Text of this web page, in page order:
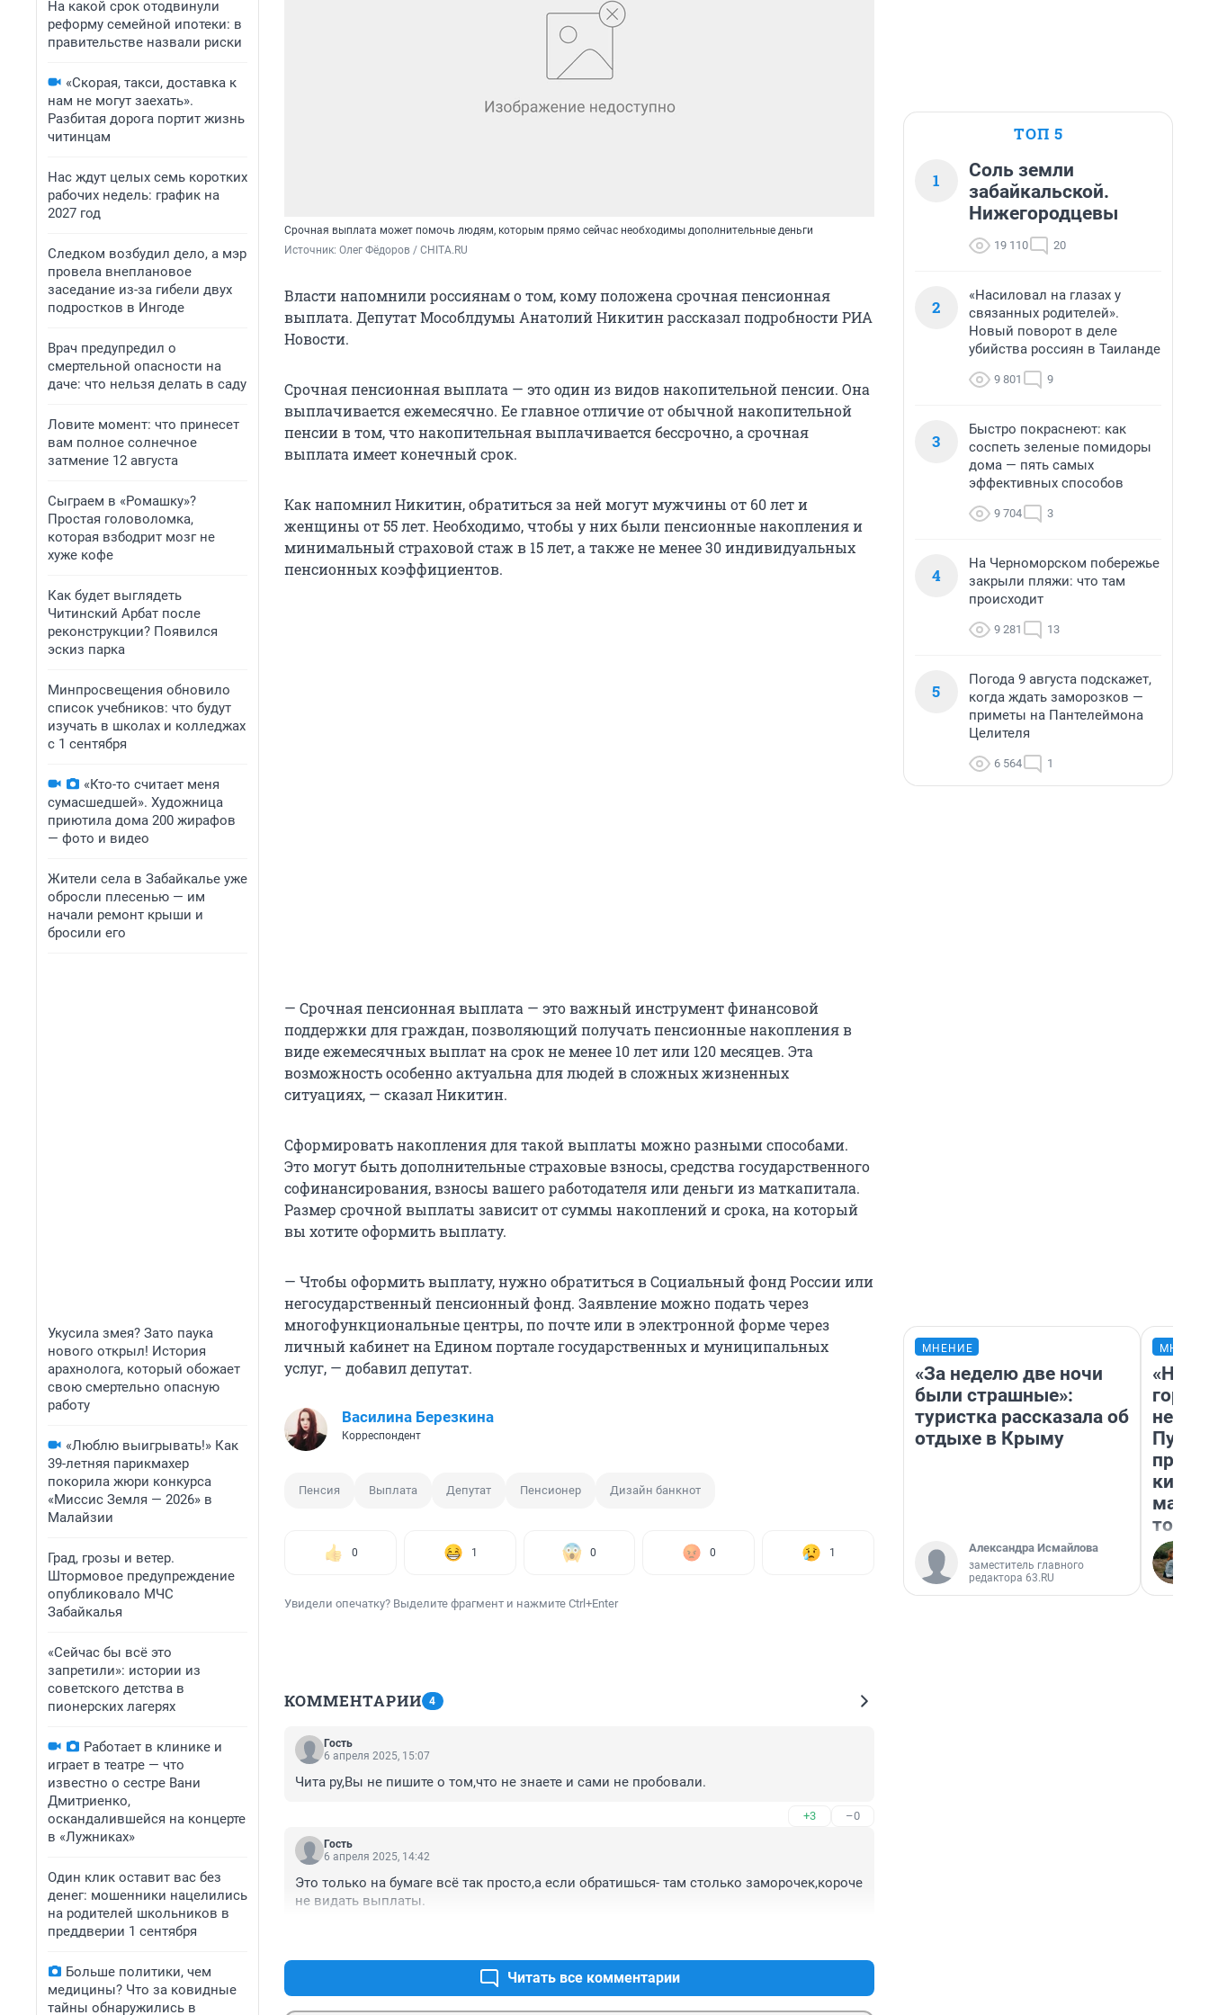
На какой срок отодвинули
реформу семейной ипотеки: в
правительстве назвали риски
«Скорая, такси, доставка к
нам не могут заехать».
Разбитая дорога портит жизнь
читинцам
Нас ждут целых семь коротких
рабочих недель: график на
2027 год
Следком возбудил дело, а мэр
провела внеплановое
заседание из-за гибели двух
подростков в Ингоде
Врач предупредил о
смертельной опасности на
даче: что нельзя делать в саду
Ловите момент: что принесет
вам полное солнечное
затмение 12 августа
Сыграем в «Ромашку»?
Простая головоломка,
которая взбодрит мозг не
хуже кофе
Как будет выглядеть
Читинский Арбат после
реконструкции? Появился
эскиз парка
Минпросвещения обновило
список учебников: что будут
изучать в школах и колледжах
с 1 сентября
«Кто-то считает меня
сумасшедшей». Художница
приютила дома 200 жирафов
— фото и видео
Жители села в Забайкалье уже
обросли плесенью — им
начали ремонт крыши и
бросили его
Укусила змея? Зато паука
нового открыл! История
арахнолога, который обожает
свою смертельно опасную
работу
«Люблю выигрывать!» Как
39-летняя парикмахер
покорила жюри конкурса
«Миссис Земля — 2026» в
Малайзии
Град, грозы и ветер.
Штормовое предупреждение
опубликовало МЧС
Забайкалья
«Сейчас бы всё это
запретили»: истории из
советского детства в
пионерских лагерях
Работает в клинике и
играет в театре — что
известно о сестре Вани
Дмитриенко,
оскандалившейся на концерте
в «Лужниках»
Один клик оставит вас без
денег: мошенники нацелились
на родителей школьников в
преддверии 1 сентября
Больше политики, чем
медицины? Что за ковидные
тайны обнаружились в
Срочная выплата может помочь людям, которым прямо сейчас необходимы дополнительные деньги
Источник: Олег Фёдоров / CHITA.RU
Власти напомнили россиянам о том, кому положена срочная пенсионная
выплата. Депутат Мособлдумы Анатолий Никитин рассказал подробности РИА
Новости.
Срочная пенсионная выплата — это один из видов накопительной пенсии. Она
выплачивается ежемесячно. Ее главное отличие от обычной накопительной
пенсии в том, что накопительная выплачивается бессрочно, а срочная
выплата имеет конечный срок.
Как напомнил Никитин, обратиться за ней могут мужчины от 60 лет и
женщины от 55 лет. Необходимо, чтобы у них были пенсионные накопления и
минимальный страховой стаж в 15 лет, а также не менее 30 индивидуальных
пенсионных коэффициентов.
— Срочная пенсионная выплата — это важный инструмент финансовой
поддержки для граждан, позволяющий получать пенсионные накопления в
виде ежемесячных выплат на срок не менее 10 летили 120 месяцев. Эта
возможность особенно актуальна для людей в сложных жизненных
ситуациях, — сказал Никитин.
Сформировать накопления для такой выплаты можно разными способами.
Это могут быть дополнительные страховые взносы, средства государственного
софинансирования, взносы вашего работодателя или деньги из маткапитала.
Размер срочной выплаты зависит от суммы накоплений и срока, на который
вы хотите оформить выплату.
— Чтобы оформить выплату, нужно обратиться в Социальный фонд России или
негосударственный пенсионный фонд. Заявление можно подать через
многофункциональные центры, по почте или в электронной форме через
личный кабинет на Едином портале государственных и муниципальных
услуг, — добавил депутат.
Василина Березкина
Корреспондент
Пенсия Выплата Депутат Пенсионер Дизайн банкнот
0 1 0 0 1
Увидели опечатку? Выделите фрагмент и нажмите Ctrl+Enter
КОММЕНТАРИИ 4
Гость
6 апреля 2025, 15:07
Чита ру,Вы не пишите о том,что не знаете и сами не пробовали.
+3 –0
Гость
6 апреля 2025, 14:42
Это только на бумаге всё так просто,а если обратишься- там столько заморочек,короче
не видать выплаты.
Читать все комментарии
ТОП 5
1
Соль земли
забайкальской.
Нижегородцевы
19 110 20
2
«Насиловал на глазах у
связанных родителей».
Новый поворот в деле
убийства россиян в Таиланде
9 801 9
3
Быстро покраснеют: как
соспеть зеленые помидоры
дома — пять самых
эффективных способов
9 704 3
4
На Черноморском побережье
закрыли пляжи: что там
происходит
9 281 13
5
Погода 9 августа подскажет,
когда ждать заморозков —
приметы на Пантелеймона
Целителя
6 564 1
МНЕНИЕ
«За неделю две ночи
были страшные»:
туристка рассказала об
отдыхе в Крыму
Александра Исмайлова
заместитель главного
редактора 63.RU
«Нет
того